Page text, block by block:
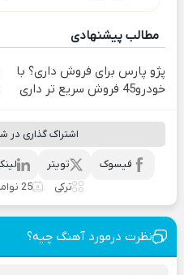
مطالب پیشنهادی
پژو پارس برای فروش داری؟ با
خودرو45 فروش سریع تر داری
اشتراک گذاری در
تویتر
فیسوک
ترکی
25 نوامبر 2025
نظرت درمورد آهنگ چیه؟